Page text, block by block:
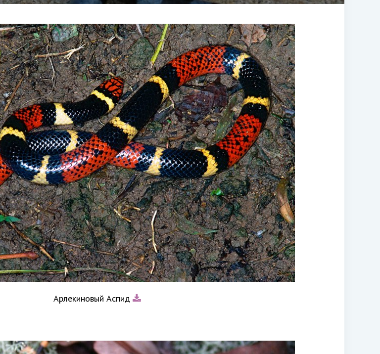
Арлекиновый Аспид